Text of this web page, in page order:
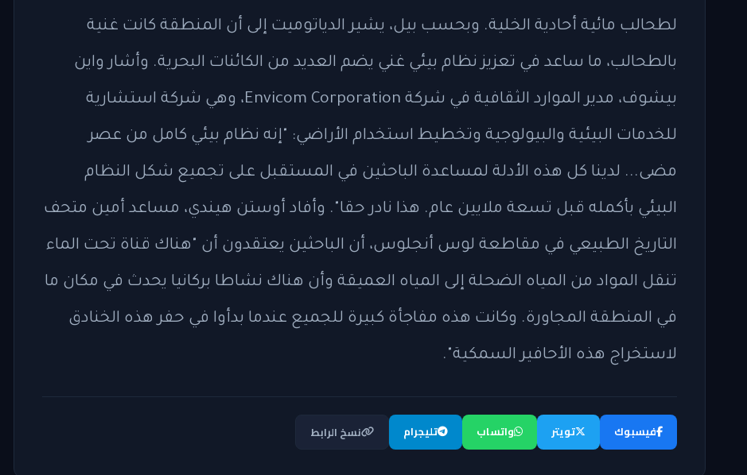
لطحالب مائية أحادية الخلية. وبحسب بيل، يشير الدياتوميت إلى أن المنطقة كانت غنية
بالطحالب، ما ساعد في تعزيز نظام بيئي غني يضم العديد من الكائنات البحرية. وأشار واين
بيشوف، مدير الموارد الثقافية في شركة Envicom Corporation، وهي شركة استشارية
للخدمات البيئية والبيولوجية وتخطيط استخدام الأراضي: "إنه نظام بيئي كامل من عصر
مضى... لدينا كل هذه الأدلة لمساعدة الباحثين في المستقبل على تجميع شكل النظام
البيئي بأكمله قبل تسعة ملايين عام. هذا نادر حقا". وأفاد أوستن هيندي، مساعد أمين متحف
التاريخ الطبيعي في مقاطعة لوس أنجلوس، أن الباحثين يعتقدون أن "هناك قناة تحت الماء
تنقل المواد من المياه الضحلة إلى المياه العميقة وأن هناك نشاطا بركانيا يحدث في مكان ما
في المنطقة المجاورة. وكانت هذه مفاجأة كبيرة للجميع عندما بدأوا في حفر هذه الخنادق
لاستخراج هذه الأحافير السمكية".
فيسبوك تويتر واتساب تليجرام نسخ الرابط